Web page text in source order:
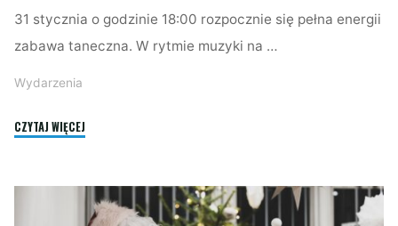
31 stycznia o godzinie 18:00 rozpocznie się pełna energii
zabawa taneczna. W rytmie muzyki na …
Wydarzenia
CZYTAJ WIĘCEJ